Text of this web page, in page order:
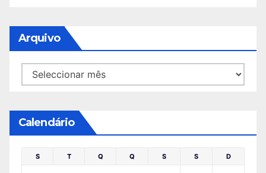
Arquivo
Arquivo
Calendário
S T Q Q S S D